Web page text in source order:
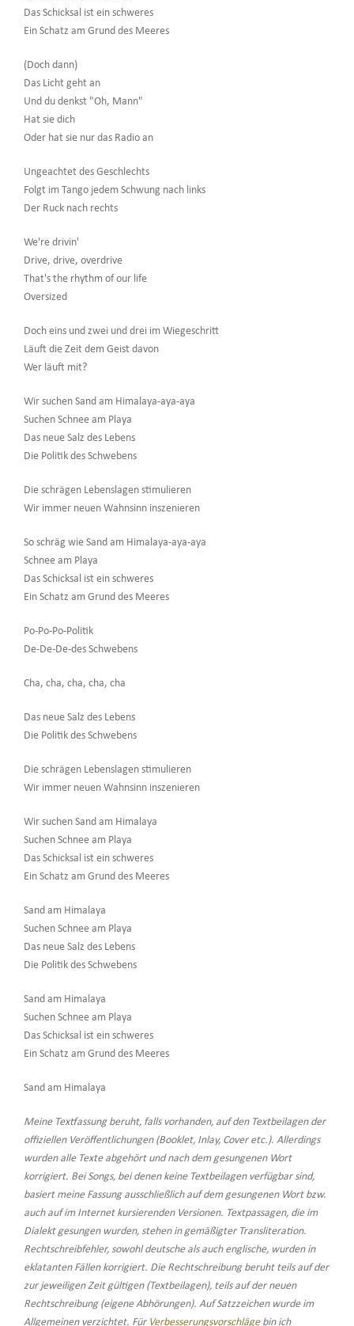
Das Schicksal ist ein schweres
Ein Schatz am Grund des Meeres
(Doch dann)
Das Licht geht an
Und du denkst "Oh, Mann"
Hat sie dich
Oder hat sie nur das Radio an
Ungeachtet des Geschlechts
Folgt im Tango jedem Schwung nach links
Der Ruck nach rechts
We're drivin'
Drive, drive, overdrive
That's the rhythm of our life
Oversized
Doch eins und zwei und drei im Wiegeschritt
Läuft die Zeit dem Geist davon
Wer läuft mit?
Wir suchen Sand am Himalaya-aya-aya
Suchen Schnee am Playa
Das neue Salz des Lebens
Die Politik des Schwebens
Die schrägen Lebenslagen stimulieren
Wir immer neuen Wahnsinn inszenieren
So schräg wie Sand am Himalaya-aya-aya
Schnee am Playa
Das Schicksal ist ein schweres
Ein Schatz am Grund des Meeres
Po-Po-Po-Politik
De-De-De-des Schwebens
Cha, cha, cha, cha, cha
Das neue Salz des Lebens
Die Politik des Schwebens
Die schrägen Lebenslagen stimulieren
Wir immer neuen Wahnsinn inszenieren
Wir suchen Sand am Himalaya
Suchen Schnee am Playa
Das Schicksal ist ein schweres
Ein Schatz am Grund des Meeres
Sand am Himalaya
Suchen Schnee am Playa
Das neue Salz des Lebens
Die Politik des Schwebens
Sand am Himalaya
Suchen Schnee am Playa
Das Schicksal ist ein schweres
Ein Schatz am Grund des Meeres
Sand am Himalaya
Meine Textfassung beruht, falls vorhanden, auf den Textbeilagen der
offiziellen Veröffentlichungen (Booklet, Inlay, Cover etc.). Allerdings
wurden alle Texte abgehört und nach dem gesungenen Wort
korrigiert. Bei Songs, bei denen keine Textbeilagen verfügbar sind,
basiert meine Fassung ausschließlich auf dem gesungenen Wort bzw.
auch auf im Internet kursierenden Versionen. Textpassagen, die im
Dialekt gesungen wurden, stehen in gemäßigter Transliteration.
Rechtschreibfehler, sowohl deutsche als auch englische, wurden in
eklatanten Fällen korrigiert. Die Rechtschreibung beruht teils auf der
zur jeweiligen Zeit gültigen (Textbeilagen), teils auf der neuen
Rechtschreibung (eigene Abhörungen). Auf Satzzeichen wurde im
Allgemeinen verzichtet. Für Verbesserungsvorschlägebin ich